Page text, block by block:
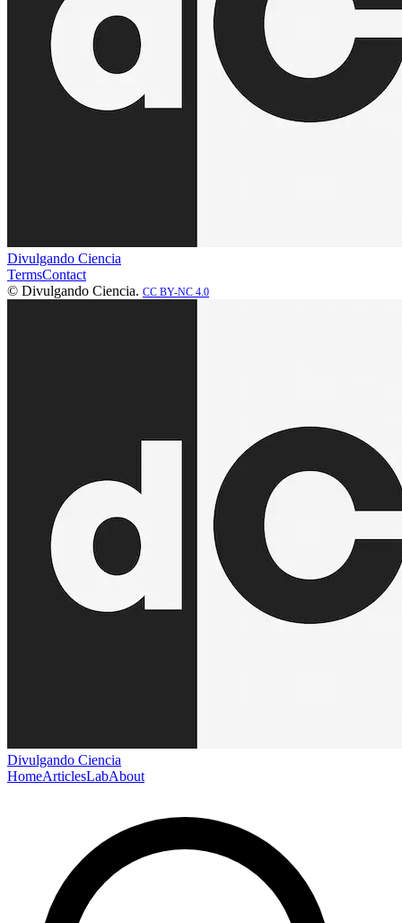
Divulgando Ciencia
TermsContact
© Divulgando Ciencia. CC BY-NC 4.0
Divulgando Ciencia
HomeArticlesLabAbout